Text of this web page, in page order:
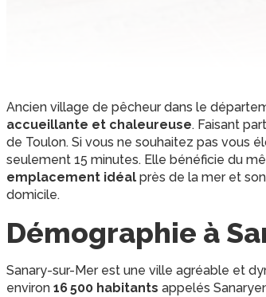
Ancien village de pêcheur dans le
accueillante et chaleureuse. Faisant
de Toulon. Si vous ne souhaitez pas vous
seulement 15 minutes. Elle bénéficie du
emplacement idéal près de la mer et son
domicile.
Démographie à
Sanary-sur-Mer est une ville agréable et
environ 16 500 habitants appelés